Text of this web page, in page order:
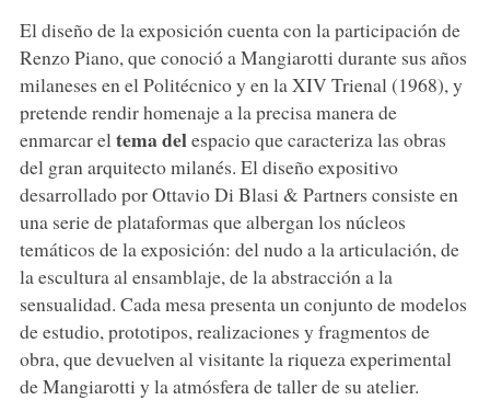
El diseño de la exposición cuenta con la participación de
Renzo Piano, que conoció a Mangiarotti durante sus años
milaneses en el Politécnico y en la XIV Trienal (1968), y
pretende rendir homenaje a la precisa manera de
enmarcar el tema delespacio que caracteriza las obras
del gran arquitecto milanés. El diseño expositivo
desarrollado por Ottavio Di Blasi & Partners consiste en
una serie de plataformas que albergan los núcleos
temáticos de la exposición: del nudo a la articulación, de
la escultura al ensamblaje, de la abstracción a la
sensualidad. Cada mesa presenta un conjunto de modelos
de estudio, prototipos, realizaciones y fragmentos de
obra, que devuelven al visitante la riqueza experimental
de Mangiarotti y la atmósfera de taller de su atelier.